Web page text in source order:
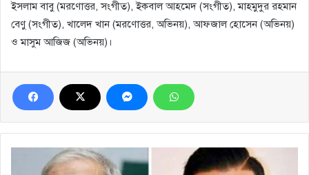
ইসলাম বাবু (মরণোত্তর, সংগীত), ইকবাল আহমেদ (সংগীত), মাহমুদুর রহমান
বেণু (সংগীত), খালেদ খান (মরণোত্তর, অভিনয়), আফজাল হোসেন (অভিনয়)
ও মাসুম আজিজ (অভিনয়)।